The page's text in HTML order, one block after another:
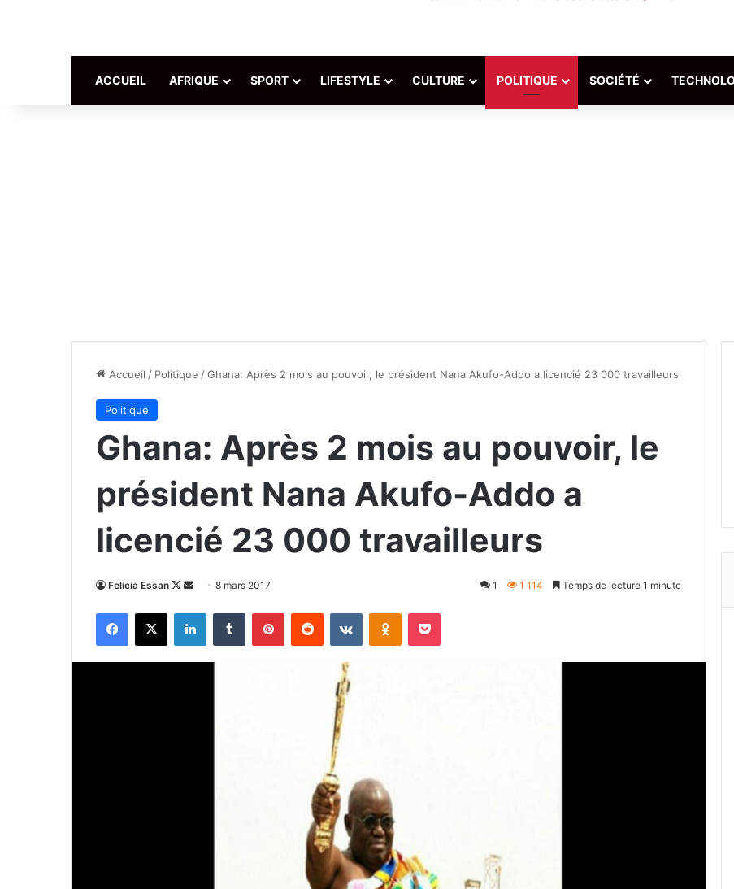
ACCUEIL AFRIQUE SPORT LIFESTYLE CULTURE POLITIQUE SOCIÉTÉ
Accueil / Politique /Ghana: Après 2 mois au pouvoir, le président Nana Akufo-Addo a licencié 23 000 travailleurs
Politique
Ghana: Après 2 mois au pouvoir, le
président Nana Akufo-Addo a
licencié 23 000 travailleurs
Felicia Essan
Follow
X
Envoyer8 mars 2017 1 1 114 Temps de lecture 1 minute
Facebook
X LinkedinTumblr PinterestReddit VKontakteOdnoklassniki
Pocket